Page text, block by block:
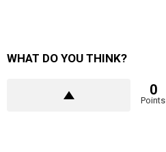
WHAT DO YOU THINK?
0
Points